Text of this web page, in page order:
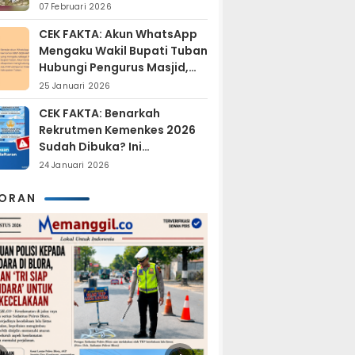
Sudah Resmi Jadi
Tersangka?
07 Februari 2026
CEK FAKTA: Akun WhatsApp
Mengaku Wakil Bupati Tuban
Hubungi Pengurus Masjid,
Dipastikan Hoaks
25 Januari 2026
CEK FAKTA: Benarkah
Rekrutmen Kemenkes 2026
Sudah Dibuka? Ini
Penjelasan Resmi BKN
24 Januari 2026